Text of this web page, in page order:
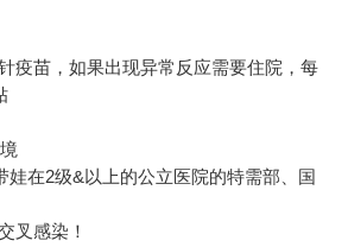
疫苗，如果出现异常反应需要住院，每
娃在2级&以上的公立医院的特需部、国
叉感染！